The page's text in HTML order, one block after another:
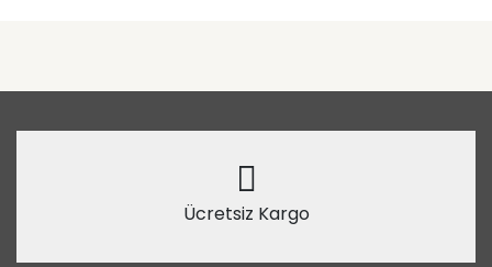
Ücretsiz Kargo